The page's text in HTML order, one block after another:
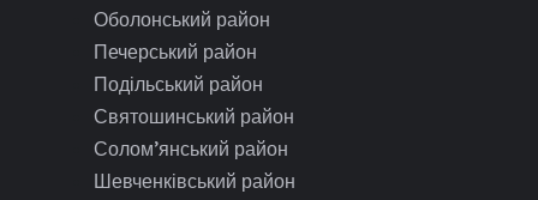
Оболонський район
Печерський район
Подільський район
Святошинський район
Солом’янський район
Шевченківський район